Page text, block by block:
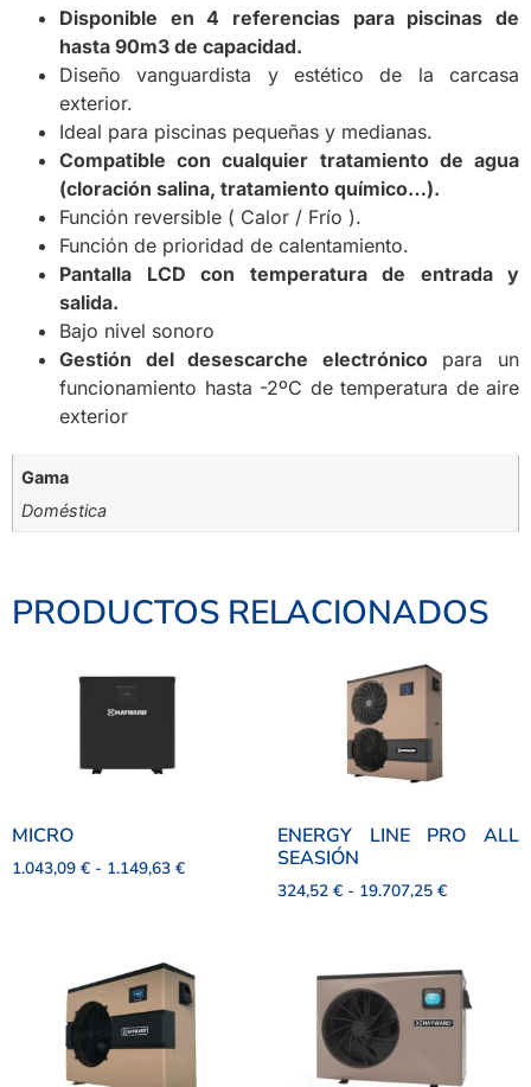
Disponible en 4 referencias para piscinas de
hasta 90m3 de capacidad.
Diseño vanguardista y estético de la carcasa
exterior.
Ideal para piscinas pequeñas y medianas.
Compatible con cualquier tratamiento de agua
(cloración salina, tratamiento químico…).
Función reversible ( Calor / Frío ).
Función de prioridad de calentamiento.
Pantalla LCD con temperatura de entrada y
salida.
Bajo nivel sonoro
Gestión del desescarche electrónicopara un
funcionamiento hasta -2ºC de temperatura de aire
exterior
Gama
Doméstica
PRODUCTOS RELACIONADOS
MICRO
1.043,09 € - 1.149,63 €
ENERGY LINE PRO ALL
SEASIÓN
324,52 € - 19.707,25 €